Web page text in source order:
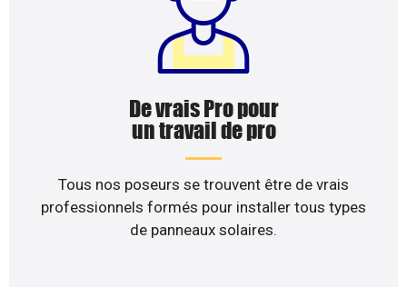
De vrais Pro pour
un travail de pro
Tous nos poseurs se trouvent être de vrais
professionnels formés pour installer tous types
de panneaux solaires.